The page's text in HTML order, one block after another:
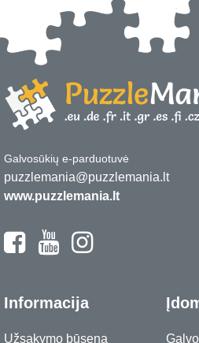
Galvosūkių e-parduotuvė
puzzlemania@puzzlemania.lt
www.puzzlemania.lt
Informacija
Užsakymo būsena